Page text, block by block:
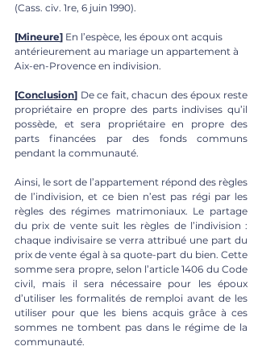
(Cass. civ. 1re, 6 juin 1990).
[Mineure] En l’espèce, les époux ont acquis
antérieurement au mariage un appartement à
Aix-en-Provence en indivision.
[Conclusion] De ce fait, chacun des époux reste
propriétaire en propre des parts indivises qu’il
possède, et sera propriétaire en propre des
parts financées par des fonds communs
pendant la communauté.
Ainsi, le sort de l’appartement répond des règles
de l’indivision, et ce bien n’est pas régi par les
règles des régimes matrimoniaux. Le partage
du prix de vente suit les règles de l’indivision :
chaque indivisaire se verra attribué une part du
prix de vente égal à sa quote-part du bien. Cette
somme sera propre, selon l’article 1406 du Code
civil, mais il sera nécessaire pour les époux
d’utiliser les formalités de remploi avant de les
utiliser pour que les biens acquis grâce à ces
sommes ne tombent pas dans le régime de la
communauté.